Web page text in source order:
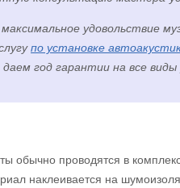
удовольствие
по установке
даем год гарантии на все
обычно проводятся в
наклеивается на